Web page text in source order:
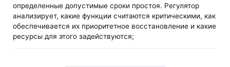
определенные допустимые сроки простоя. Регулятор
анализирует, какие функции считаются критическими, как
обеспечивается их приоритетное восстановление и какие
ресурсы для этого задействуются;